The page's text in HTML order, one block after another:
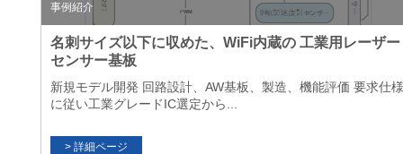
事例紹介
名刺サイズ以下に収めた、WiFi内蔵の 工業用レーザー
センサー基板
新規モデル開発 回路設計、AW基板、製造、機能評価 要求仕様
に従い工業グレードIC選定から...